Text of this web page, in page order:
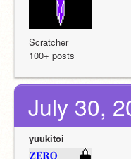
Scratcher
100+ posts
July 30,
yuukitoi